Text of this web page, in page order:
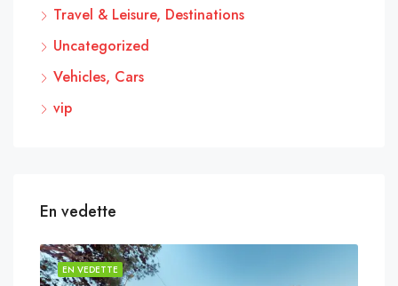
Travel & Leisure, Destinations
Uncategorized
Vehicles, Cars
vip
En vedette
EN VEDETTE